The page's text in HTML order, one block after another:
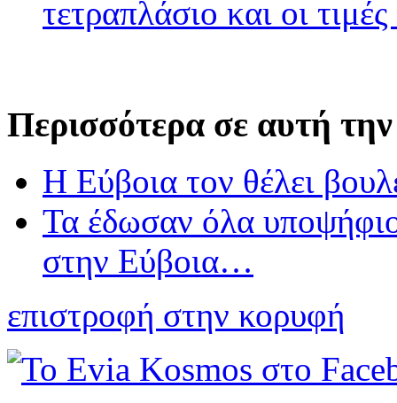
τετραπλάσιο και οι
Περισσότερα σε αυτή
Η Εύβοια τον θέλει
Τα έδωσαν όλα
στην Εύβοια…
επιστροφή στην κορυφή